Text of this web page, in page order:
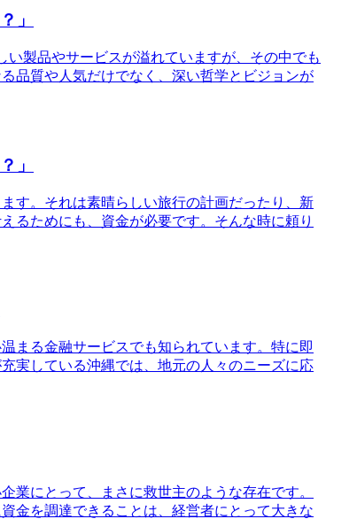
」
製品やサービスが溢れていますが、その中でも
品質や人気だけでなく、深い哲学とビジョンが
」
す。それは素晴らしい旅行の計画だったり、新
るためにも、資金が必要です。そんな時に頼り
まる金融サービスでも知られています。特に即
実している沖縄では、地元の人々のニーズに応
業にとって、まさに救世主のような存在です。
金を調達できることは、経営者にとって大きな